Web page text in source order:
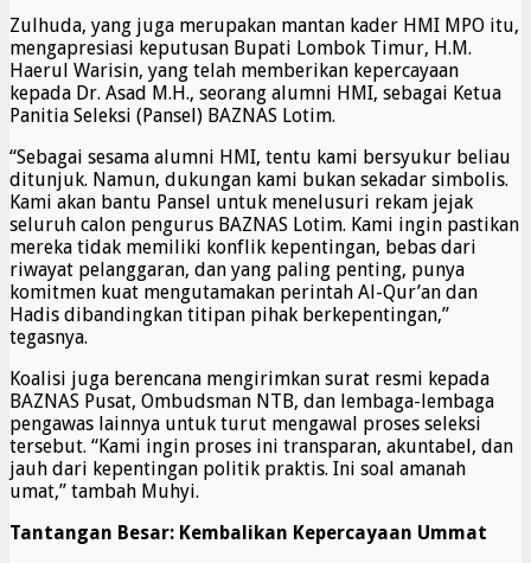
Zulhuda, yang juga merupakan mantan kader HMI MPO itu,
mengapresiasi keputusan Bupati Lombok Timur, H.M.
Haerul Warisin, yang telah memberikan kepercayaan
kepada Dr. Asad M.H., seorang alumni HMI, sebagai Ketua
Panitia Seleksi (Pansel) BAZNAS Lotim.
“Sebagai sesama alumni HMI, tentu kami bersyukur beliau
ditunjuk. Namun, dukungan kami bukan sekadar simbolis.
Kami akan bantu Pansel untuk menelusuri rekam jejak
seluruh calon pengurus BAZNAS Lotim. Kami ingin pastikan
mereka tidak memiliki konflik kepentingan, bebas dari
riwayat pelanggaran, dan yang paling penting, punya
komitmen kuat mengutamakan perintah Al-Qur’an dan
Hadis dibandingkan titipan pihak berkepentingan,”
tegasnya.
Koalisi juga berencana mengirimkan surat resmi kepada
BAZNAS Pusat, Ombudsman NTB, dan lembaga-lembaga
pengawas lainnya untuk turut mengawal proses seleksi
tersebut. “Kami ingin proses ini transparan, akuntabel, dan
jauh dari kepentingan politik praktis. Ini soal amanah
umat,” tambah Muhyi.
Tantangan Besar: Kembalikan Kepercayaan Ummat